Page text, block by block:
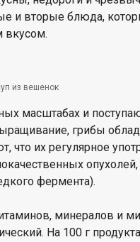
и вторые блюда,
вкусом.
из вешенок
масштабах и
грибы
что их регулярное
фермента).
минералов и
На 100 г